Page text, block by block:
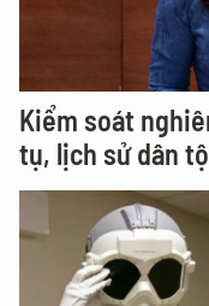
Kiểm soát
tụ, lịch sử dân